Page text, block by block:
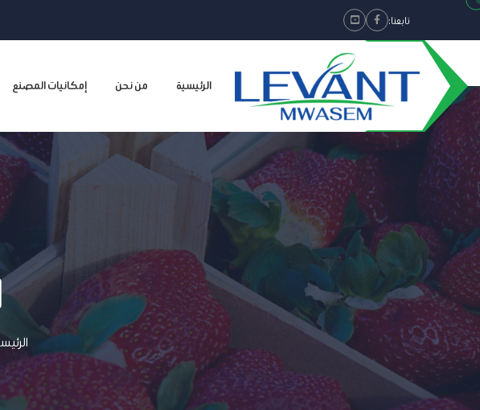
تابعنا: Facebook
Youtube
الرئيسية من نحن إمكانيات المصنع